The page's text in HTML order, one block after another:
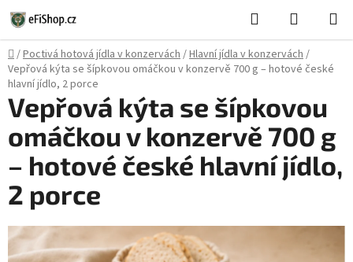
Přejít
na
obsah
Hledat
KOŠÍK
Domů
/Poctivá hotová jídla v konzervách/Hlavní jídla v konzervách/
Vepřová kýta se šípkovou omáčkou v konzervě 700 g – hotové české
hlavní jídlo, 2 porce
Vepřová kýta se šípkovou
omáčkou v konzervě 700 g
– hotové české hlavní jídlo,
2 porce